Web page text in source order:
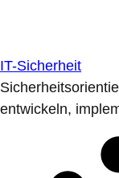
IT-Sicherheit
entwickeln,